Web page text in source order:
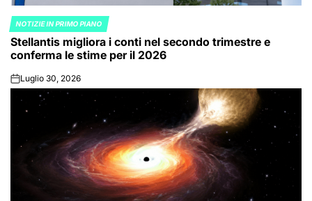
POSTED
IN
NOTIZIE IN PRIMO PIANO
Stellantis migliora i conti nel secondo trimestre e
conferma le stime per il 2026
onLuglio 30, 2026